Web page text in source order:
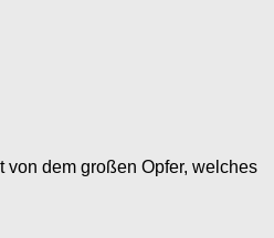
von dem großen Opfer, welches